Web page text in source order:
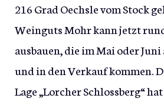
216 Grad Oechsle vom Stock
Weinguts Mohr kann jetzt
ausbauen, die im Mai oder
und in den Verkauf kommen.
Lage „Lorcher Schlossberg“